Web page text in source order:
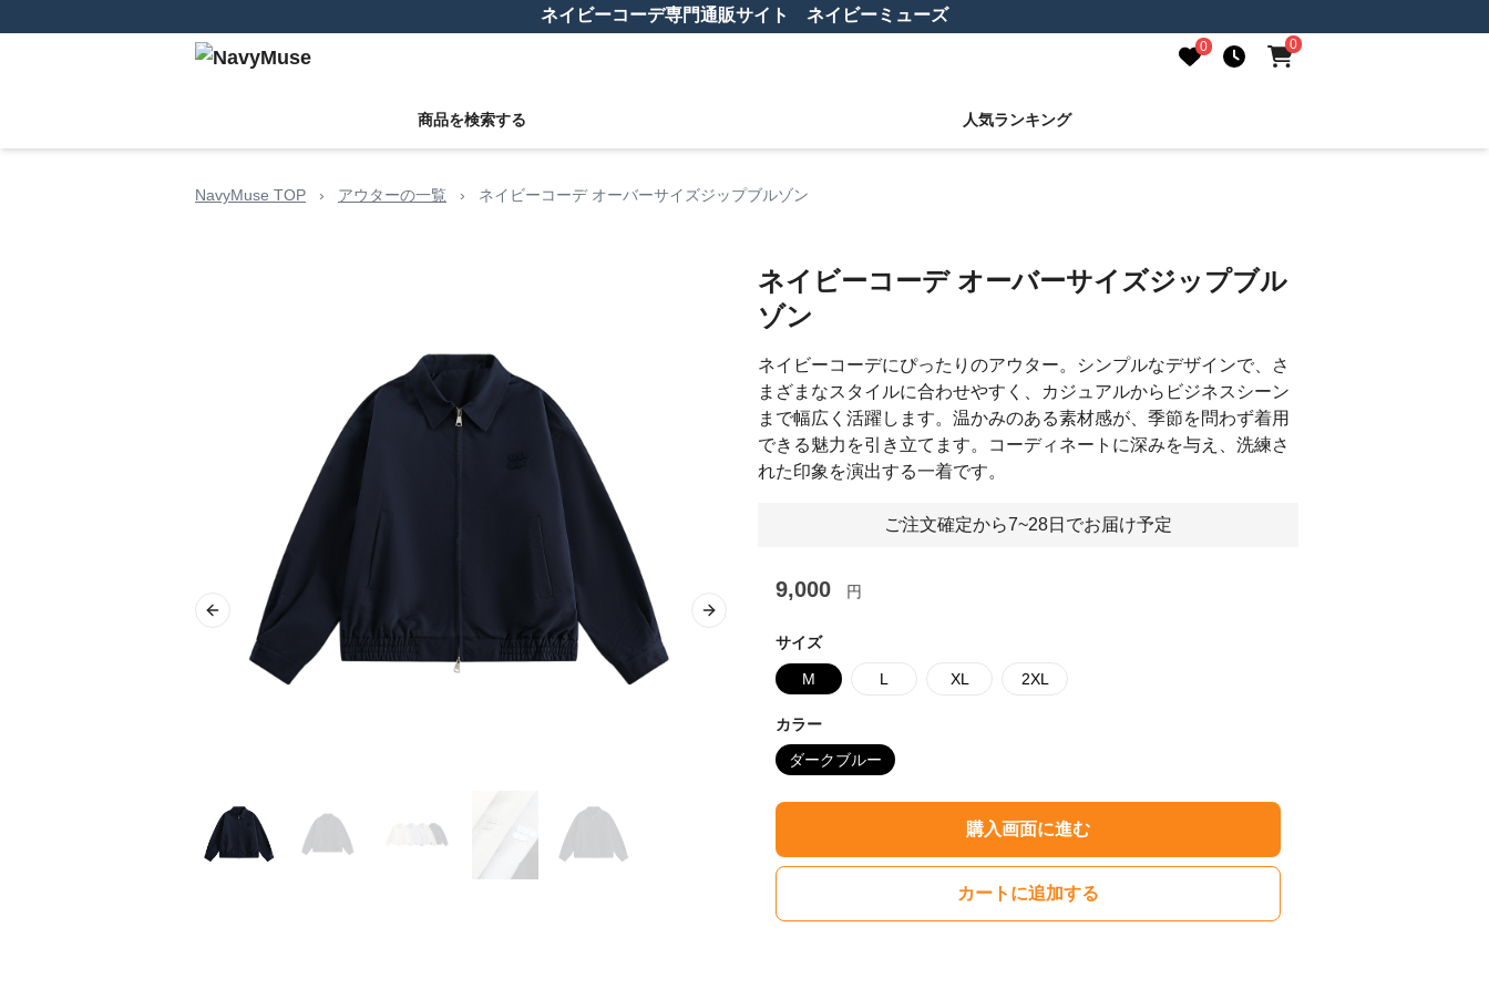
ネイビーコーデ専門通販サイト ネイビーミューズ
0 0
商品を検索する 人気ランキング
NavyMuse TOP › アウターの一覧 › ネイビーコーデ オーバーサイズジップブルゾン
Previous slide Next slide
ネイビーコーデ オーバーサイズジップブル
ゾン
ネイビーコーデにぴったりのアウター。シンプルなデザインで、さ
まざまなスタイルに合わせやすく、カジュアルからビジネスシーン
まで幅広く活躍します。温かみのある素材感が、季節を問わず着用
できる魅力を引き立てます。コーディネートに深みを与え、洗練さ
れた印象を演出する一着です。
ご注文確定から7~28日でお届け予定
9,000 円
サイズ
M L XL 2XL
カラー
ダークブルー
購入画面に進む
カートに追加する